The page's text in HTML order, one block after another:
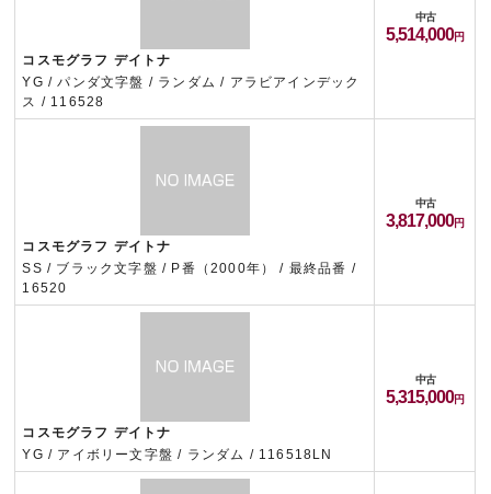
コスモグラフ デイトナ
YG / パンダ文字盤 / ランダム / アラビアインデック
ス / 116528
中古
5,514,000
コスモグラフ デイトナ
SS / ブラック文字盤 / P番（2000年） / 最終品番 /
16520
中古
3,817,000
コスモグラフ デイトナ
YG / アイボリー文字盤 / ランダム / 116518LN
中古
5,315,000